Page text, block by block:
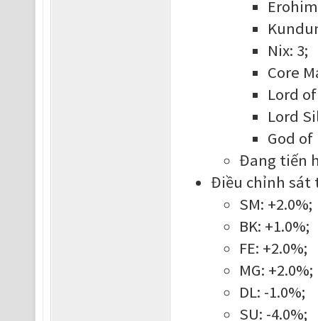
Nix: 3;
Core
Lord
Lord
God of
Đang tiến
Điều chỉnh sát
SM: +2.0%;
BK: +1.0%;
FE: +2.0%;
MG: +2.0%;
DL: -1.0%;
SU: -4.0%;